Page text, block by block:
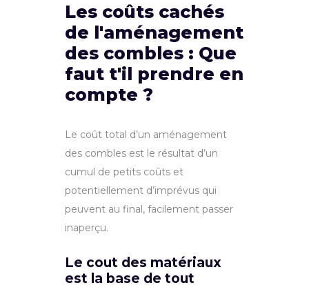
Les coûts cachés
de l'aménagement
des combles : Que
faut t'il prendre en
compte ?
Le coût total d’un aménagement
des combles est le résultat d’un
cumul de petits coûts et
potentiellement d’imprévus qui
peuvent au final, facilement passer
inaperçu.
Le cout des matériaux
est la base de tout